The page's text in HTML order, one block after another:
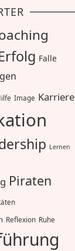
Falle
Image Karriere
Lernen
Piraten
Reflexion Ruhe